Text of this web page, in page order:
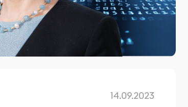
14.09.2023